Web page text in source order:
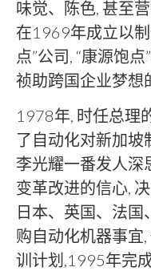
味觉、陈色, 甚至
在1969年成立以
点”公司, “康源饱
祯助跨国企业梦想
1978年, 时任总理
了自动化对新加坡
李光耀一番发人深
变革改进的信心,
日本、英国、法
购自动化机器事宜
训计划,1995年完